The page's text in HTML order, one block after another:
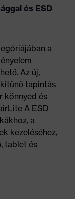
és ESD
a
Az új,
tapintás-
könnyed és
A ESD
a
kezeléséhez,
tablet és